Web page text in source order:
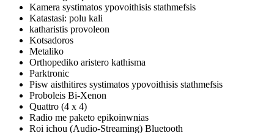
Kamera systimatos ypovoithisis stathmefsis
Katastasi: polu kali
katharistis provoleon
Kotsadoros
Metaliko
Orthopediko aristero kathisma
Parktronic
Pisw aisthitires systimatos ypovoithisis stathmefsis
Proboleis Bi-Xenon
Quattro (4 x 4)
Radio me paketo epikoinwnias
Roi ichou (Audio-Streaming) Bluetooth